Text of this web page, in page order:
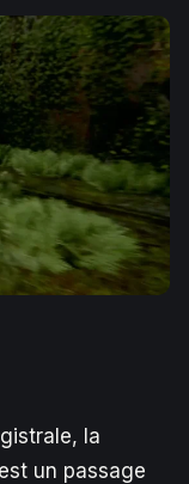
la
un passage